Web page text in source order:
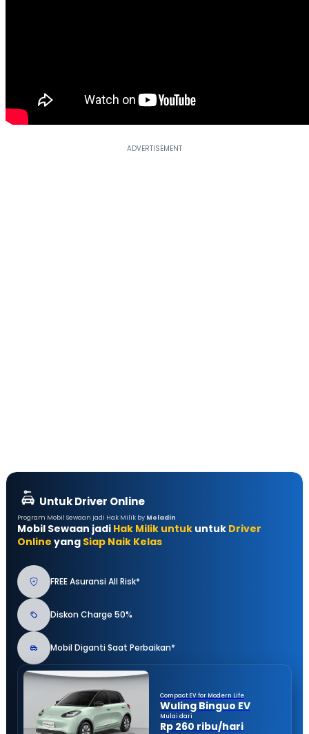
Untuk Driver Online
Program Mobil Sewaan jadi Hak Milik by Moladin
Mobil Sewaan jadi Hak Milik untuk untuk Driver
Online yang Siap Naik Kelas
FREE Asuransi All Risk*
Diskon Charge 50%
Mobil Diganti Saat Perbaikan*
Compact EV for Modern Life
Wuling Binguo EV
Mulai dari
Rp 260 ribu/hari